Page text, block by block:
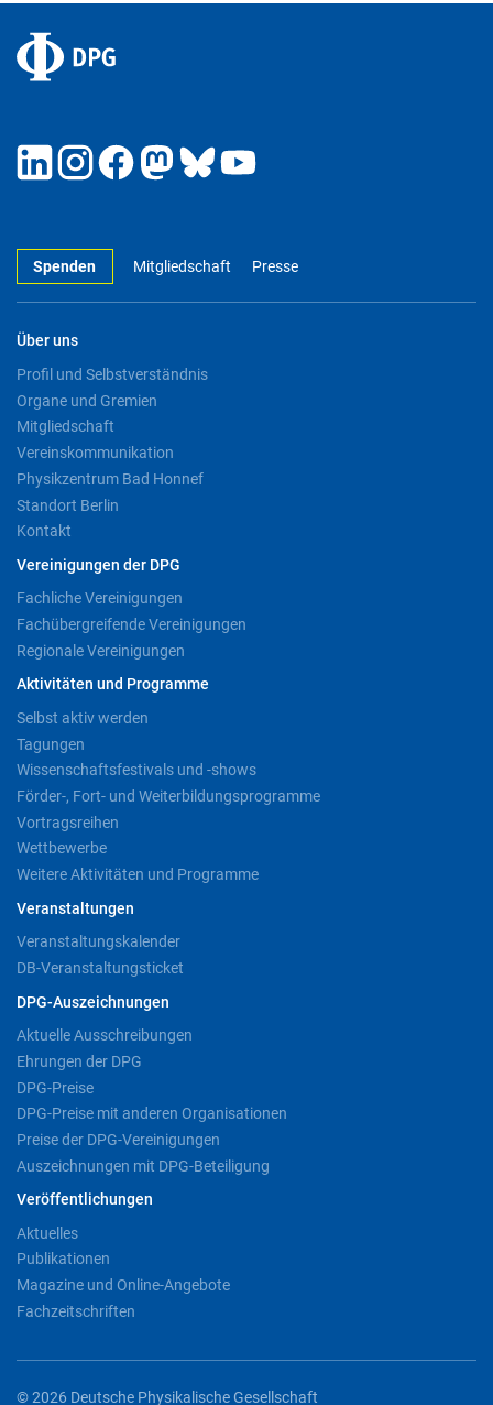
Spenden Mitgliedschaft Presse
Über uns
Profil und Selbstverständnis
Organe und Gremien
Mitgliedschaft
Vereinskommunikation
Physikzentrum Bad Honnef
Standort Berlin
Kontakt
Vereinigungen der DPG
Fachliche Vereinigungen
Fachübergreifende Vereinigungen
Regionale Vereinigungen
Aktivitäten und Programme
Selbst aktiv werden
Tagungen
Wissenschaftsfestivals und -shows
Förder-, Fort- und Weiterbildungsprogramme
Vortragsreihen
Wettbewerbe
Weitere Aktivitäten und Programme
Veranstaltungen
Veranstaltungskalender
DB-Veranstaltungsticket
DPG-Auszeichnungen
Aktuelle Ausschreibungen
Ehrungen der DPG
DPG-Preise
DPG-Preise mit anderen Organisationen
Preise der DPG-Vereinigungen
Auszeichnungen mit DPG-Beteiligung
Veröffentlichungen
Aktuelles
Publikationen
Magazine und Online-Angebote
Fachzeitschriften
© 2026 Deutsche Physikalische Gesellschaft